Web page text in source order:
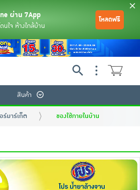
ผ่าน 7App
นใจ ห้างใกล้บ้าน
โหลดฟรี
สินค้า
ร์มาร์เก็ต ของใช้ภายในบ้าน